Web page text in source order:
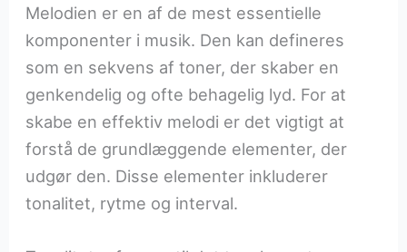
Melodien er en af de mest essentielle
komponenter i musik. Den kan defineres
som en sekvens af toner, der skaber en
genkendelig og ofte behagelig lyd. For at
skabe en effektiv melodi er det vigtigt at
forstå de grundlæggende elementer, der
udgør den. Disse elementer inkluderer
tonalitet, rytme og interval.